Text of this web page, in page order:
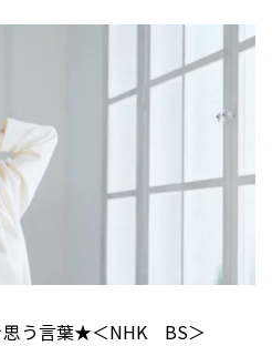
う言葉★＜NHK BS＞